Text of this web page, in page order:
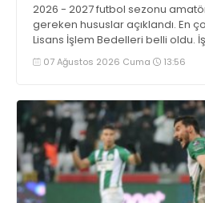
2026 - 2027 futbol sezonu
gereken hususlar açıklandı. En
Lisans İşlem Bedelleri belli oldu.
07 Ağustos 2026 Cuma 13:56